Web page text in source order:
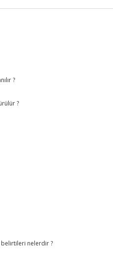
?
?
belirtileri nelerdir ?